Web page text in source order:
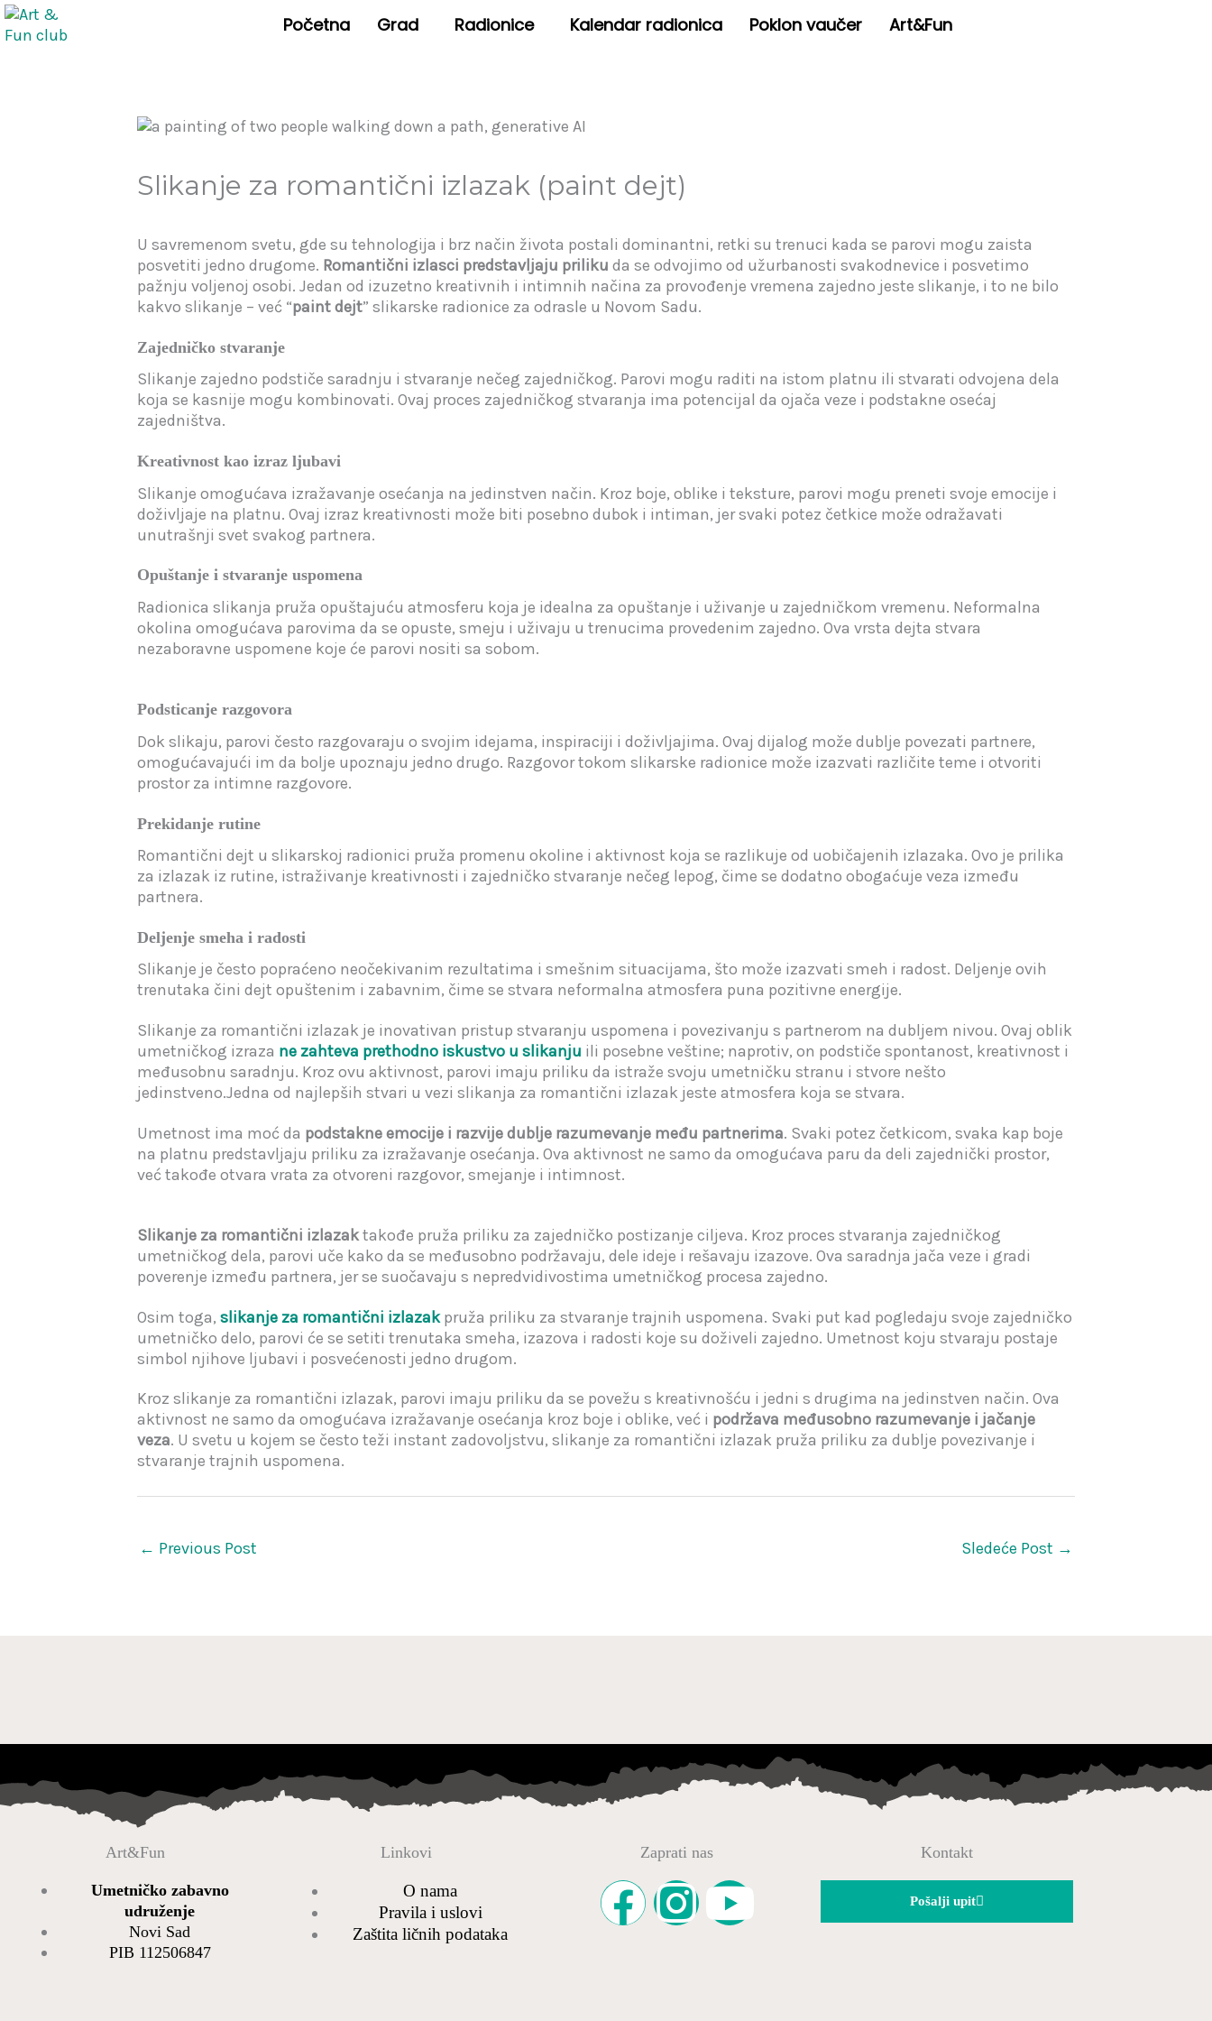
Skip
to
Početna Grad Radionice Kalendar radionica Poklon vaučer Art&Fun
Slikanje za romantični izlazak (paint dejt)
U savremenom svetu, gde su tehnologija i brz način života postali dominantni, retki su trenuci kada se parovi mogu zaista
posvetiti jedno drugome. Romantični izlasci predstavljaju priliku da se odvojimo od užurbanosti svakodnevice i posvetimo
pažnju voljenoj osobi. Jedan od izuzetno kreativnih i intimnih načina za provođenje vremena zajedno jeste slikanje, i to ne bilo
kakvo slikanje – već “paint dejt” slikarske radionice za odrasle u Novom Sadu.
Zajedničko stvaranje
Slikanje zajedno podstiče saradnju i stvaranje nečeg zajedničkog. Parovi mogu raditi na istom platnu ili stvarati odvojena dela
koja se kasnije mogu kombinovati. Ovaj proces zajedničkog stvaranja ima potencijal da ojača veze i podstakne osećaj
zajedništva.
Kreativnost kao izraz ljubavi
Slikanje omogućava izražavanje osećanja na jedinstven način. Kroz boje, oblike i teksture, parovi mogu preneti svoje emocije i
doživljaje na platnu. Ovaj izraz kreativnosti može biti posebno dubok i intiman, jer svaki potez četkice može odražavati
unutrašnji svet svakog partnera.
Opuštanje i stvaranje uspomena
Radionica slikanja pruža opuštajuću atmosferu koja je idealna za opuštanje i uživanje u zajedničkom vremenu. Neformalna
okolina omogućava parovima da se opuste, smeju i uživaju u trenucima provedenim zajedno. Ova vrsta dejta stvara
nezaboravne uspomene koje će parovi nositi sa sobom.
Podsticanje razgovora
Dok slikaju, parovi često razgovaraju o svojim idejama, inspiraciji i doživljajima. Ovaj dijalog može dublje povezati partnere,
omogućavajući im da bolje upoznaju jedno drugo. Razgovor tokom slikarske radionice može izazvati različite teme i otvoriti
prostor za intimne razgovore.
Prekidanje rutine
Romantični dejt u slikarskoj radionici pruža promenu okoline i aktivnost koja se razlikuje od uobičajenih izlazaka. Ovo je prilika
za izlazak iz rutine, istraživanje kreativnosti i zajedničko stvaranje nečeg lepog, čime se dodatno obogaćuje veza između
partnera.
Deljenje smeha i radosti
Slikanje je često popraćeno neočekivanim rezultatima i smešnim situacijama, što može izazvati smeh i radost. Deljenje ovih
trenutaka čini dejt opuštenim i zabavnim, čime se stvara neformalna atmosfera puna pozitivne energije.
Slikanje za romantični izlazak je inovativan pristup stvaranju uspomena i povezivanju s partnerom na dubljem nivou. Ovaj oblik
umetničkog izraza ne zahteva prethodno iskustvo u slikanju ili posebne veštine; naprotiv, on podstiče spontanost, kreativnost i
međusobnu saradnju. Kroz ovu aktivnost, parovi imaju priliku da istraže svoju umetničku stranu i stvore nešto
jedinstveno.Jedna od najlepših stvari u vezi slikanja za romantični izlazak jeste atmosfera koja se stvara.
Umetnost ima moć da podstakne emocije i razvije dublje razumevanje među partnerima. Svaki potez četkicom, svaka kap boje
na platnu predstavljaju priliku za izražavanje osećanja. Ova aktivnost ne samo da omogućava paru da deli zajednički prostor,
već takođe otvara vrata za otvoreni razgovor, smejanje i intimnost.
Slikanje za romantični izlazaktakođe pruža priliku za zajedničko postizanje ciljeva. Kroz proces stvaranja zajedničkog
umetničkog dela, parovi uče kako da se međusobno podržavaju, dele ideje i rešavaju izazove. Ova saradnja jača veze i gradi
poverenje između partnera, jer se suočavaju s nepredvidivostima umetničkog procesa zajedno.
Osim toga, slikanje za romantični izlazakpruža priliku za stvaranje trajnih uspomena. Svaki put kad pogledaju svoje zajedničko
umetničko delo, parovi će se setiti trenutaka smeha, izazova i radosti koje su doživeli zajedno. Umetnost koju stvaraju postaje
simbol njihove ljubavi i posvećenosti jedno drugom.
Kroz slikanje za romantični izlazak, parovi imaju priliku da se povežu s kreativnošću i jedni s drugima na jedinstven način. Ova
aktivnost ne samo da omogućava izražavanje osećanja kroz boje i oblike, već i podržava međusobno razumevanje i jačanje
veza. U svetu u kojem se često teži instant zadovoljstvu, slikanje za romantični izlazak pruža priliku za dublje povezivanje i
stvaranje trajnih uspomena.
← Previous Post Sledeće Post →
Art&Fun
Umetničko zabavno
udruženje
Novi Sad
PIB 112506847
Linkovi
O nama
Pravila i uslovi
Zaštita ličnih podataka
Zaprati nas
F I
Y
Kontakt
Pošalji upit